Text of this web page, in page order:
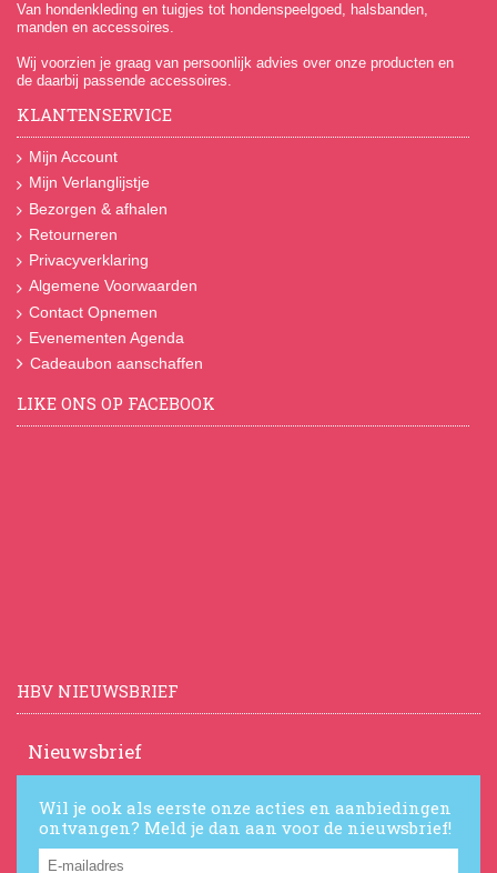
Van hondenkleding en tuigjes tot hondenspeelgoed, halsbanden,
manden en accessoires.
Wij voorzien je graag van persoonlijk advies over onze producten en
de daarbij passende accessoires.
KLANTENSERVICE
Mijn Account
Mijn Verlanglijstje
Bezorgen & afhalen
Retourneren
Privacyverklaring
Algemene Voorwaarden
Contact Opnemen
Evenementen Agenda
Cadeaubon aanschaffen
LIKE ONS OP FACEBOOK
HBV NIEUWSBRIEF
Nieuwsbrief
Wil je ook als eerste onze acties en aanbiedingen
ontvangen? Meld je dan aan voor de nieuwsbrief!